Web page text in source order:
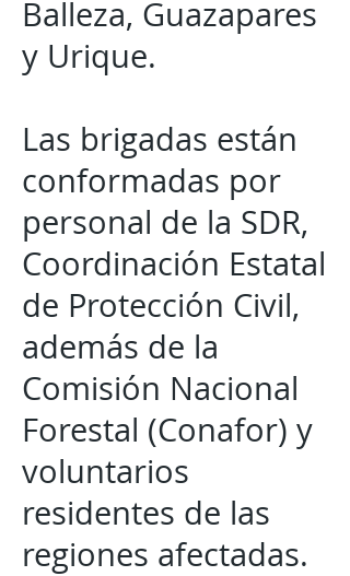
Balleza, Guazapares
y Urique.
Las brigadas están
conformadas por
personal de la SDR,
Coordinación Estatal
de Protección Civil,
además de la
Comisión Nacional
Forestal (Conafor) y
voluntarios
residentes de las
regiones afectadas.